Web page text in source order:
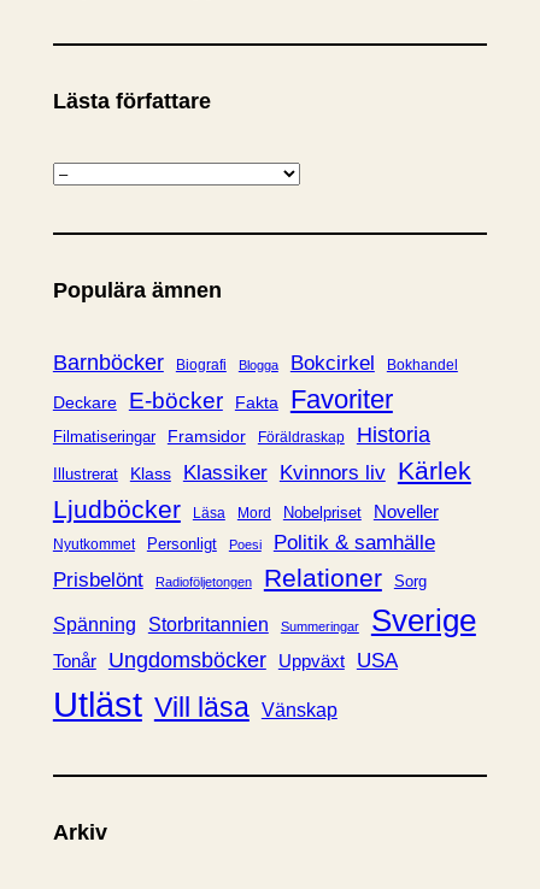
Lästa författare
K
t
g
r
Populära ämnen
Barnböcker Biografi Blogga Bokcirkel Bokhandel
Deckare E-böcker Fakta Favoriter
Filmatiseringar Framsidor Föräldraskap Historia
Illustrerat Klass Klassiker Kvinnors liv Kärlek
Ljudböcker
Läsa Mord Nobelpriset Noveller
Nyutkommet Personligt Poesi
Politik & samhälle
Prisbelönt
Radioföljetongen Relationer Sorg
Spänning Storbritannien Summeringar Sverige
Tonår Ungdomsböcker Uppväxt USA
Utläst Vill läsa Vänskap
Arkiv